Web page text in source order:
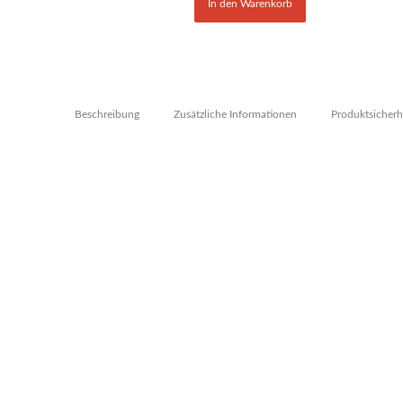
In den Warenkorb
Beschreibung Zusätzliche Informationen